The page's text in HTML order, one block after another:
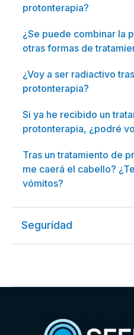
cáncer se tratan con
protonterapia?
¿Se puede combinar la
otras formas de
¿Voy a ser radiactivo
protonterapia?
Si ya he recibido un
protonterapia, ¿podré
Tras un tratamiento de
me caerá el cabello?
vómitos?
Seguridad
protonterapia?